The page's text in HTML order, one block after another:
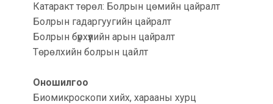
Катаракт төрөл: Болрын цөмийн цайралт
Болрын гадаргуугийн цайралт
Болрын бүрхүүлийн арын цайралт
Төрөлхийн болрын цайлт
Оношилгоо
Биомикроскопи хийх, харааны хурц